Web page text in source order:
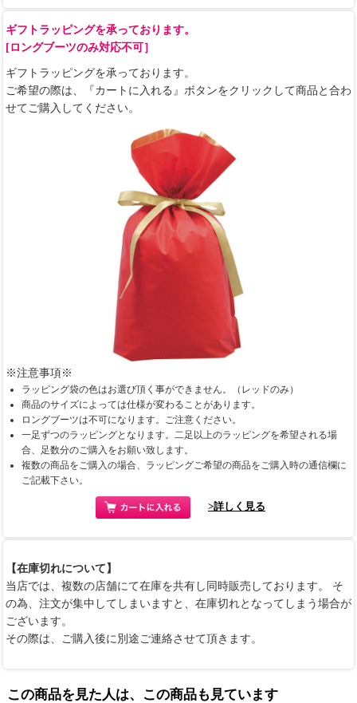
ギフトラッピングを承っております。
[ロングブーツのみ対応不可］
ギフトラッピングを承っております。
ご希望の際は、『カートに入れる』ボタンをクリックして商品と合わ
せてご購入してください。
※注意事項※
ラッピング袋の色はお選び頂く事ができません。（レッドのみ）
商品のサイズによっては仕様が変わることがあります。
ロングブーツは不可になります。ご注意ください。
一足ずつのラッピングとなります。二足以上のラッピングを希望される場
合、足数分のご購入をお願い致します。
複数の商品をご購入の場合、ラッピングご希望の商品をご購入時の通信欄に
ご記載下さい。
>詳しく見る
【在庫切れについて】
当店では、複数の店舗にて在庫を共有し同時販売しております。 そ
の為、注文が集中してしまいますと、在庫切れとなってしまう場合が
ございます。
その際は、ご購入後に別途ご連絡させて頂きます。
この商品を見た人は、この商品も見ています